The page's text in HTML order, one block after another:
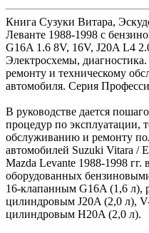
Книга Сузуки Витара,
Леванте 1988-1998 с
G16A 1.6 8V, 16V, J20A L4
Электросхемы,
ремонту и техническому
автомобиля. Серия
В руководстве дается
процедур по эксплуатации,
обслуживанию и ремонту
автомобилей Suzuki Vitara /
Mazda Levante 1988-1998 гг.
оборудованных
16-клапанным G16A (1,6 л),
цилиндровым J20A (2,0 л),
цилиндровым H20A (2,0 л).